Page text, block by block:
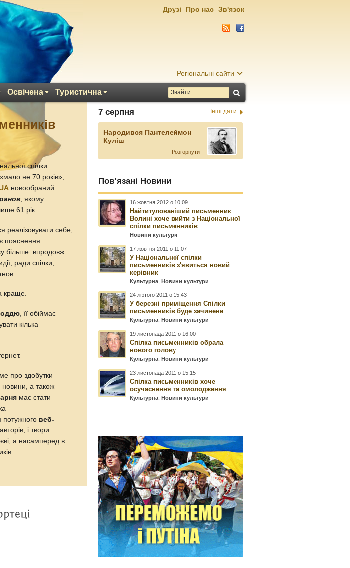
Регіональні сайти
Освічена Туристична
Друзі Про нас Зв'язок
спілки
не 70 років»,
новообраний
, якому
61 рік.
реалізовувати себе,
пояснення:
більше: впродовж
ради спілки,
краще.
, її обіймає
кілька
про здобутки
новини, а також
має стати
потужного веб-
і твори
а насамперед в
7 серпня Інші дати
Народився Пантелеймон
Куліш
Розгорнути
Пов’язані Новини
16 жовтня 2012 о 10:09
Найтитулованіший письменник
Волині хоче вийти з Національної
спілки письменників
Новини культури
17 жовтня 2011 о 11:07
У Національної спілки
письменників з'явиться новий
керівник
Культурна ,Новини культури
24 лютого 2011 о 15:43
У березні приміщення Спілки
письменників буде зачинене
Культурна ,Новини культури
19 листопада 2011 о 16:00
Спілка письменників обрала
нового голову
Культурна ,Новини культури
23 листопада 2011 о 15:15
Спілка письменників хоче
осучаснення та омолодження
Культурна ,Новини культури